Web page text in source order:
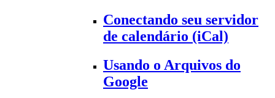
Conectando seu servidor
de calendário (iCal)
Usando o Arquivos do
Google